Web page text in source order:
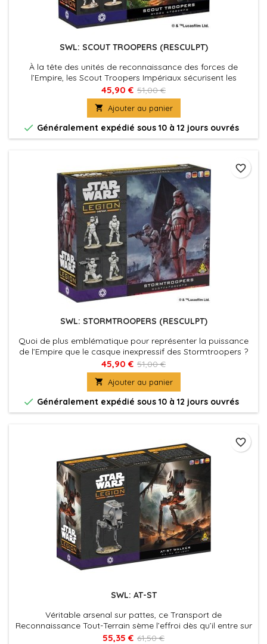
SWL: SCOUT TROOPERS (RESCULPT)
À la tête des unités de reconnaissance des forces de
l’Empire, les Scout Troopers Impériaux sécurisent les
positions clés et effectuent des missions sensibles.
45,90 € 51,00 €
 Ajouter au panier
 Généralement expédié sous 10 à 12 jours ouvrés
SWL: STORMTROOPERS (RESCULPT)
Quoi de plus emblématique pour représenter la puissance
de l’Empire que le casque inexpressif des Stormtroopers ?
45,90 € 51,00 €
 Ajouter au panier
 Généralement expédié sous 10 à 12 jours ouvrés
favorite_border
SWL: AT-ST
Véritable arsenal sur pattes, ce Transport de
Reconnaissance Tout-Terrain sème l’effroi dès qu’il entre sur
le champ de bataille.
55,35 € 61,50 €
favorite_border